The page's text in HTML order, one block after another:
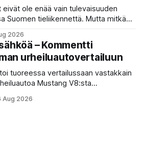
eivät ole enää vain tulevaisuuden
Suomen tieliikennettä. Mutta mitkä
2026 uutuuksilta sopii
katsaus maamme tarjontaan ja
2026
– Kommentti
urheiluautovertailuun
tuoreessa vertailussaan vastakkain
Mustang V8:sta
Ioniq 6 N:ään. KaaraTV otti lehden
paremmuusjärjestykseen
Aug 2026